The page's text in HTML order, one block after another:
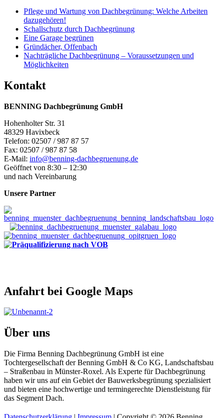
Pflege und Wartung von Dachbegrünung: Welche Arbeiten
dazugehören!
Schallschutz durch Dachbegrünung
Eine Garage begrünen
Gründächer, Offenbach
Nachträgliche Dachbegrünung – Voraussetzungen und
Möglichkeiten
Kontakt
BENNING Dachbegrünung GmbH
Hohenholter Str. 31
48329 Havixbeck
Telefon: 02507 / 987 87 57
Fax: 02507 / 987 87 58
E-Mail: info@benning-dachbegruenung.de
Geöffnet von 8:30 – 12:30
und nach Vereinbarung
Unsere Partner
Anfahrt bei Google Maps
Über uns
Die Firma Benning Dachbegrünung GmbH ist eine
Tochtergesellschaft der Benning GmbH & Co KG, Landschaftsbau
– Straßenbau in Münster-Roxel. Als Experte für Dachbegrünung
haben wir uns auf ein Gebiet der Bauwerksbegrünung spezialisiert
und bieten eine hochwertige und termingerechte Dienstleistung für
das Segment Dach.